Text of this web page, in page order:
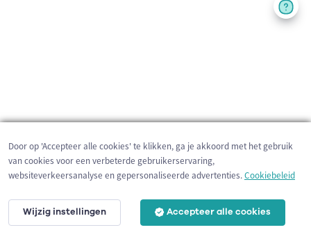
3 km
Door op 'Accepteer alle cookies' te klikken, ga je akkoord met het gebruik
van cookies voor een verbeterde gebruikerservaring,
websiteverkeersanalyse en gepersonaliseerde advertenties.Cookiebeleid
Wijzig instellingen Accepteer alle cookies